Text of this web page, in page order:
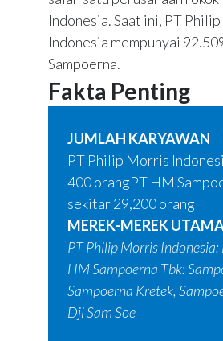
Indonesia. Saat ini, PT
Indonesia mempunyai
Sampoerna.
Fakta Penting
JUMLAH KARYAWAN
PT Philip Morris
400 orangPT HM
sekitar 29,200 orang
MEREK-MEREK
PT Philip Morris
HM Sampoerna Tbk:
Sampoerna Kretek,
Dji Sam Soe